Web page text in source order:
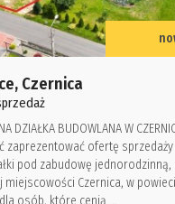
Czernica
DZIAŁKA BUDOWLANA W
zaprezentować ofertę
pod zabudowę
miejscowości Czernica, w
osób, które cenią ...